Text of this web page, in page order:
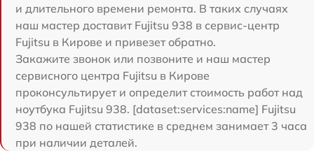
и длительного времени ремонта. В таких случаях
наш мастер доставит Fujitsu 938 в сервис-центр
Fujitsu в Кирове и привезет обратно.
Закажите звонок или позвоните и наш мастер
сервисного центра Fujitsu в Кирове
проконсультирует и определит стоимость работ над
ноутбука Fujitsu 938. [dataset:services:name] Fujitsu
938 по нашей статистике в среднем занимает 3 часа
при наличии деталей.